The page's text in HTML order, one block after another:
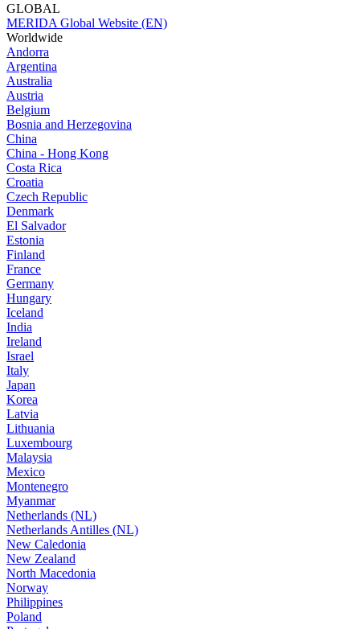
GLOBAL
MERIDA Global Website (EN)
Worldwide
Andorra
Argentina
Australia
Austria
Belgium
Bosnia and Herzegovina
China
China - Hong Kong
Costa Rica
Croatia
Czech Republic
Denmark
El Salvador
Estonia
Finland
France
Germany
Hungary
Iceland
India
Ireland
Israel
Italy
Japan
Korea
Latvia
Lithuania
Luxembourg
Malaysia
Mexico
Montenegro
Myanmar
Netherlands (NL)
Netherlands Antilles (NL)
New Caledonia
New Zealand
North Macedonia
Norway
Philippines
Poland